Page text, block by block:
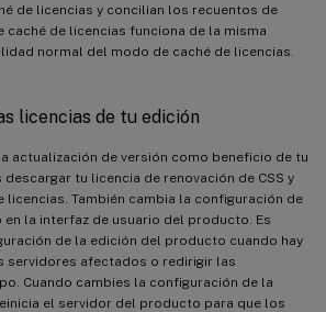
de licencias y concilian los recuentos de
caché de licencias funciona de la misma
normal del modo de caché de licencias.
licencias de tu edición
actualización de versión como beneficio de tu
tu licencia de renovación de CSS y
licencias. También cambia la configuración de
la interfaz de usuario del producto. Es
de la edición del producto cuando hay
servidores afectados o redirigir las
Cuando cambies la configuración de la
el servidor del producto para que los